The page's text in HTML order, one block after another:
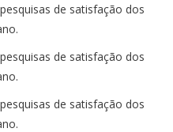
de satisfação dos
de satisfação dos
de satisfação dos